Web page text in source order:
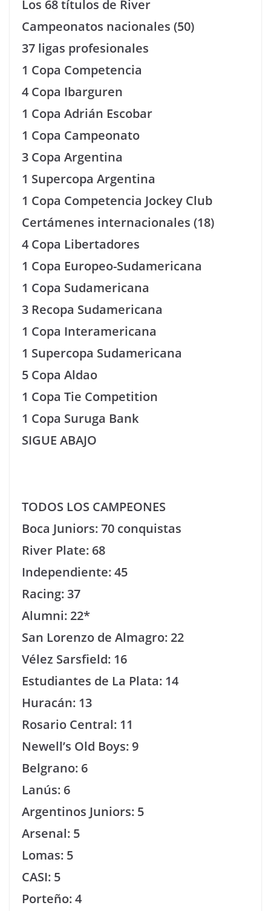
Los 68 títulos de River
Campeonatos nacionales (50)
37 ligas profesionales
1 Copa Competencia
4 Copa Ibarguren
1 Copa Adrián Escobar
1 Copa Campeonato
3 Copa Argentina
1 Supercopa Argentina
1 Copa Competencia Jockey Club
Certámenes internacionales (18)
4 Copa Libertadores
1 Copa Europeo-Sudamericana
1 Copa Sudamericana
3 Recopa Sudamericana
1 Copa Interamericana
1 Supercopa Sudamericana
5 Copa Aldao
1 Copa Tie Competition
1 Copa Suruga Bank
SIGUE ABAJO
TODOS LOS CAMPEONES
Boca Juniors: 70 conquistas
River Plate: 68
Independiente: 45
Racing: 37
Alumni: 22*
San Lorenzo de Almagro: 22
Vélez Sarsfield: 16
Estudiantes de La Plata: 14
Huracán: 13
Rosario Central: 11
Newell’s Old Boys: 9
Belgrano: 6
Lanús: 6
Argentinos Juniors: 5
Arsenal: 5
Lomas: 5
CASI: 5
Porteño: 4